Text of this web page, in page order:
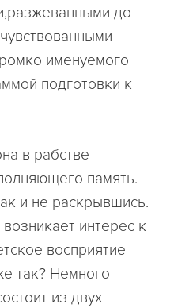
до
именуемого
подготовки к
в рабстве
память.
и не раскрывшись.
интерес к
восприятие
так? Немного
из двух